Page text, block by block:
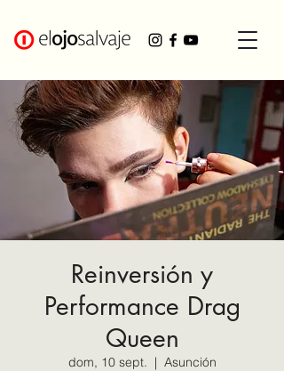
Reinversión y
Performance Drag
Queen
dom, 10 sept.
  |
Asunción